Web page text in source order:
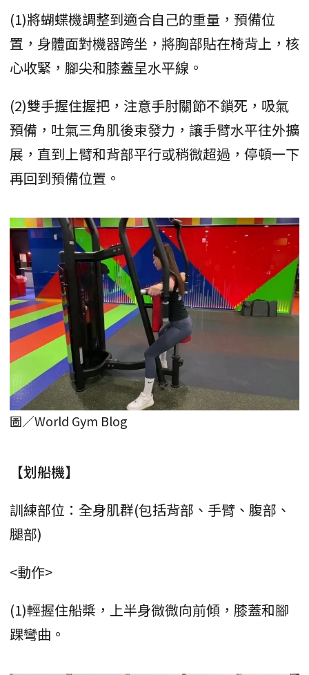
(1)將蝴蝶機調整到適合自己的重量，預備位
置，身體面對機器跨坐，將胸部貼在椅背上，核
心收緊，腳尖和膝蓋呈水平線。
(2)雙手握住握把，注意手肘關節不鎖死，吸氣
預備，吐氣三角肌後束發力，讓手臂水平往外擴
展，直到上臂和背部平行或稍微超過，停頓一下
再回到預備位置。
圖／World Gym Blog
【划船機】
訓練部位：全身肌群(包括背部、手臂、腹部、
腿部)
<動作>
(1)輕握住船槳，上半身微微向前傾，膝蓋和腳
踝彎曲。